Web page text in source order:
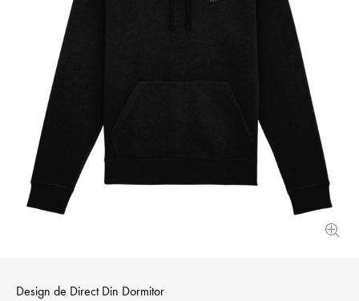
Design de Direct Din Dormitor